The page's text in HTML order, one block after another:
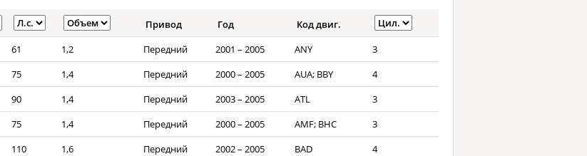
Привод Год
Код двиг.
61 1,2 Передний 2001 – 2005 ANY
3
75 1,4 Передний 2000 – 2005 AUA; BBY
4
90 1,4 Передний 2003 – 2005 ATL
3
75 1,4 Передний 2000 – 2005 AMF; BHC
3
110 1,6 Передний 2002 – 2005 BAD 4